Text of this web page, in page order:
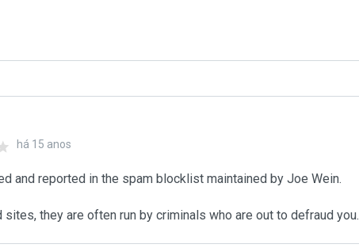
há 15 anos
and reported in the spam blocklist maintained by Joe Wein.
they are often run by criminals who are out to defraud you.